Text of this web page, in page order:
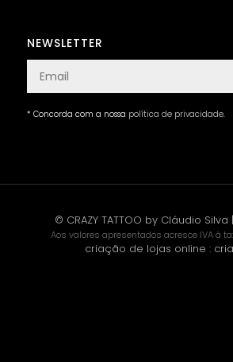
NEWSLETTER
* Concorda com a nossa política de privacidade.
© CRAZY TATTOO by Cláudio Silva |
Aos valores apresentados acresce IVA à
criação de lojas online :